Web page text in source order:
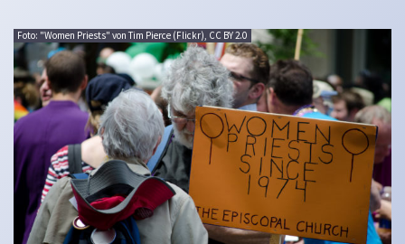
Foto: "Women Priests" von Tim Pierce (Flickr), CC BY 2.0